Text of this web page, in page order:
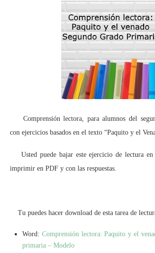
Comprensión lectora, para alumnos del
con ejercicios basados en el texto “Paquito y el
Usted puede bajar este ejercicio de lectura en
imprimir en PDF y con las respuestas.
Tu puedes hacer download de esta tarea de
Word: Comprensión lectora: Paquito y el
primaria – Modelo